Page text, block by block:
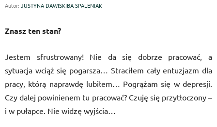
Autor: JUSTYNA DAWISKIBA-SPALENIAK
Znasz ten stan?
Jestem sfrustrowany! Nie da się dobrze pracować, a
sytuacja wciąż się pogarsza… Straciłem cały entuzjazm dla
pracy, którą naprawdę lubiłem… Pogrążam się w depresji.
Czy dalej powinienem tu pracować? Czuję się przytłoczony –
i w pułapce. Nie widzę wyjścia…